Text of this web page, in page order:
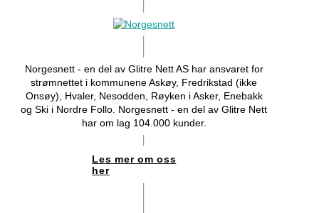
Norgesnett - en del av Glitre Nett AS har ansvaret for
strømnettet i kommunene Askøy, Fredrikstad (ikke
Onsøy), Hvaler, Nesodden, Røyken i Asker, Enebakk
og Ski i Nordre Follo. Norgesnett - en del av Glitre Nett
har om lag 104.000 kunder.
Les mer om oss
her